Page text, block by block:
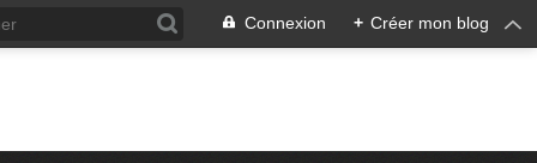
Connexion + Créer mon blog